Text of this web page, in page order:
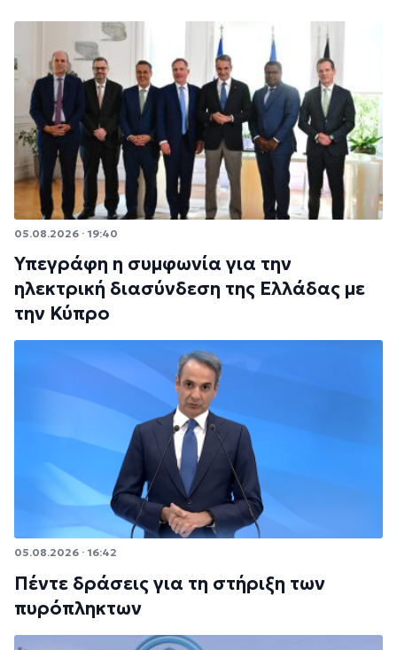
05.08.2026 · 19:40
Υπεγράφη η συμφωνία για την
ηλεκτρική διασύνδεση της Ελλάδας με
την Κύπρο
05.08.2026 · 16:42
Πέντε δράσεις για τη στήριξη των
πυρόπληκτων